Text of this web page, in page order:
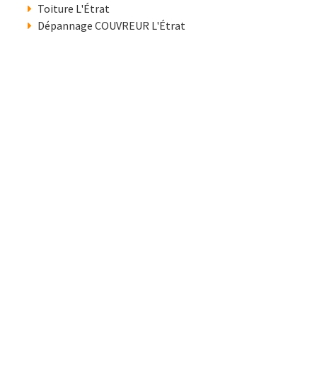
Toiture L'Étrat
Dépannage COUVREUR L'Étrat